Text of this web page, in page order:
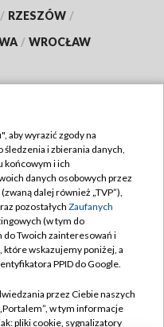
/ RZESZÓW /
/ WROCŁAW
TVP
aby wyrazić zgody na
i zbierania danych,
końcowym i ich
danych osobowych przez
dalej również „TVP”),
pozostałych Zaufanych
(w tym do
Twoich zainteresowań i
które wskazujemy poniżej, a
PPID do Google.
przez Ciebie naszych
w tym informacje
pliki cookie, sygnalizatory